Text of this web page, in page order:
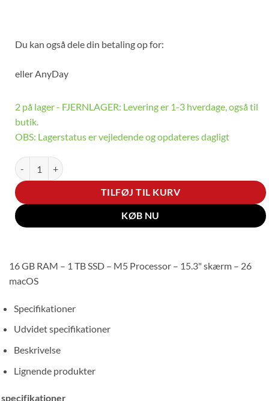
Du kan også dele din betaling op for:
ellerAnyDay
2 på lager - FJERNLAGER: Levering er 1-3 hverdage, også til
butik.
OBS: Lagerstatus er vejledende og opdateres dagligt
Apple MacBook Air antal
TILFØJ TIL KURV
KØB NU
16 GB RAM – 1 TB SSD – M5 Processor – 15.3" skærm – 26
macOS
Specifikationer
Udvidet specifikationer
Beskrivelse
Lignende produkter
specifikationer